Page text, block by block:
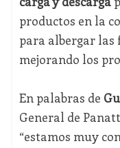
productos en la
para albergar las
mejorando los
En palabras de
General de
“estamos muy